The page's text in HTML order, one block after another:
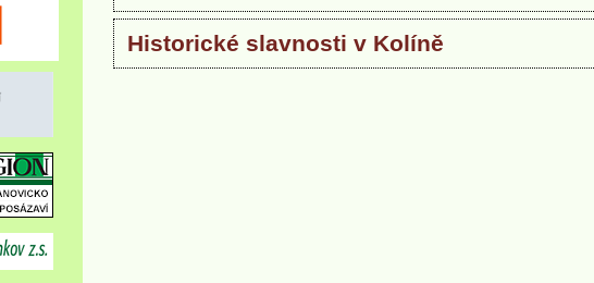
Historické slavnosti v Kolíně